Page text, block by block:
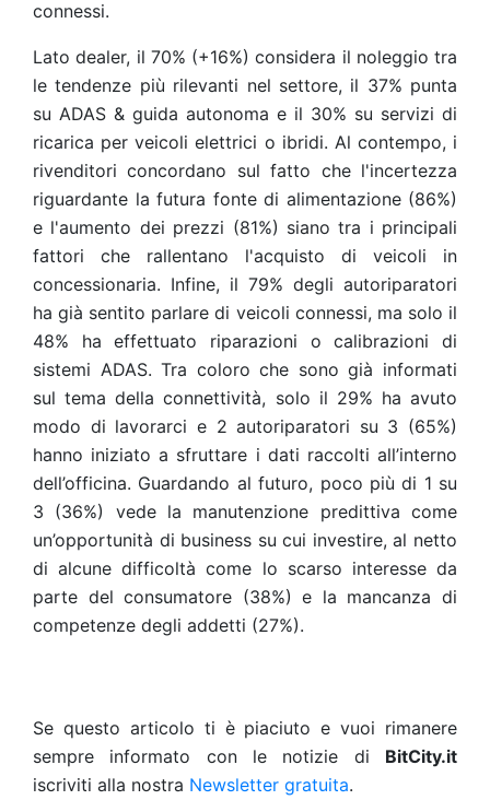
connessi.
Lato dealer, il 70% (+16%) considera il noleggio tra
le tendenze più rilevanti nel settore, il 37% punta
su ADAS & guida autonoma e il 30% su servizi di
ricarica per veicoli elettrici o ibridi. Al contempo, i
rivenditori concordano sul fatto che l'incertezza
riguardante la futura fonte di alimentazione (86%)
e l'aumento dei prezzi (81%) siano tra i principali
fattori che rallentano l'acquisto di veicoli in
concessionaria. Infine, il 79% degli autoriparatori
ha già sentito parlare di veicoli connessi, ma solo il
48% ha effettuato riparazioni o calibrazioni di
sistemi ADAS. Tra coloro che sono già informati
sul tema della connettività, solo il 29% ha avuto
modo di lavorarci e 2 autoriparatori su 3 (65%)
hanno iniziato a sfruttare i dati raccolti all’interno
dell’officina. Guardando al futuro, poco più di 1 su
3 (36%) vede la manutenzione predittiva come
un’opportunità di business su cui investire, al netto
di alcune difficoltà come lo scarso interesse da
parte del consumatore (38%) e la mancanza di
competenze degli addetti (27%).
Se questo articolo ti è piaciuto e vuoi rimanere
sempre informato con le notizie di BitCity.it
iscriviti alla nostra Newsletter gratuita.